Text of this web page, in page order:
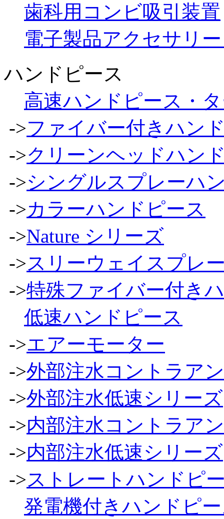
歯科用コンビ吸引装置
電子製品アクセサリ
ハンドピース
高速ハンドピース・
->ファイバー付きハン
->クリーンヘッドハン
->シングルスプレーハ
->カラーハンドピース
->Nature シリーズ
->スリーウェイスプレ
->特殊ファイバー付き
低速ハンドピース
->エアーモーター
->外部注水コントラア
->外部注水低速シリーズ
->内部注水コントラア
->内部注水低速シリーズ
->ストレートハンドピ
発電機付きハンドピ